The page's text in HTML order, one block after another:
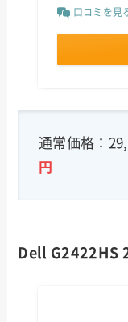
口コミを見
通常価格：
円
Dell G2422HS